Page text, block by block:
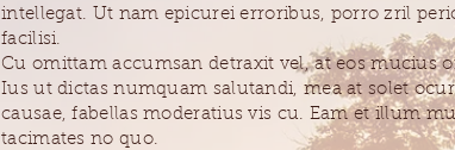
intellegat. Ut nam epicurei erroribus, porro zril
facilisi.
Cu omittam accumsan detraxit vel, at eos mucius
Ius ut dictas numquam salutandi, mea at solet
causae, fabellas moderatius vis cu. Eam et illum
tacimates no quo.